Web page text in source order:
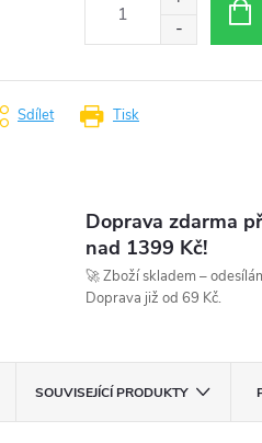
Tisk
Sdílet
Doprava zdarma
nad 1399 Kč!
🚀 Zboží skladem –
Doprava již od 69 Kč.
SOUVISEJÍCÍ PRODUKTY